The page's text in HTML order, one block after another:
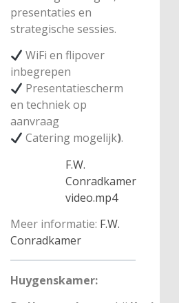
presentaties en
strategische sessies.
WiFi en flipover
inbegrepen
Presentatiescherm
en techniek op
aanvraag
Catering mogelijk).
F.W.
Conradkamer
video.mp4
Meer informatie: F.W.
Conradkamer
Huygenskamer: